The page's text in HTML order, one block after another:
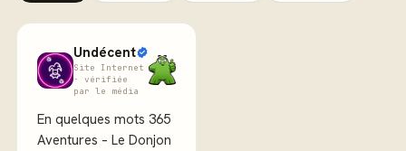
Undécent
Site Internet
· vérifiée
par le média
En quelques mots 365
Aventures – Le Donjon